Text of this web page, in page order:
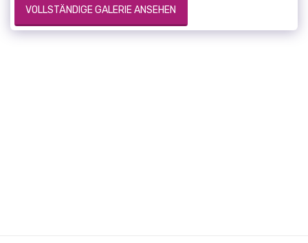
VOLLSTÄNDIGE GALERIE ANSEHEN